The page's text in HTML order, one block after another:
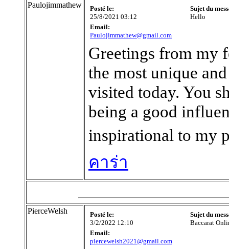
Paulojimmathew
Posté le:
25/8/2021 03:12
Sujet du
Hello
Email:
Paulojimmathew@gmail.com
Greetings from my
the most unique
visited today. You
being a good
inspirational to my
คาร่า
PierceWelsh
Posté le:
3/2/2022 12:10
Sujet du
Baccarat
Email:
piercewelsh2021@gmail.com